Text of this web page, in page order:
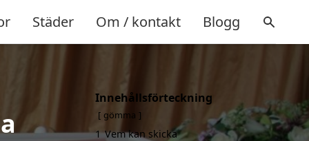
Städer Om / kontakt Blogg
Innehållsförteckning
gömma
1 Vem kan skicka